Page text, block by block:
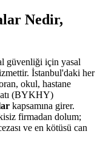
Nedir,
güvenliği için yasal
İstanbul'daki her
okul, hastane
(BYKHY)
kapsamına girer.
firmadan dolum;
ve en kötüsü can